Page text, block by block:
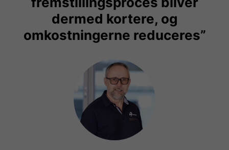
dermed kortere, og
omkostningerne reduceres”